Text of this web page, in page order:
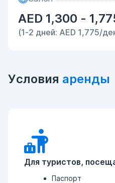
AED 1,300 -
(1-2 дней: AED 1,775/
Условия аренды
Для туристов,
Паспорт